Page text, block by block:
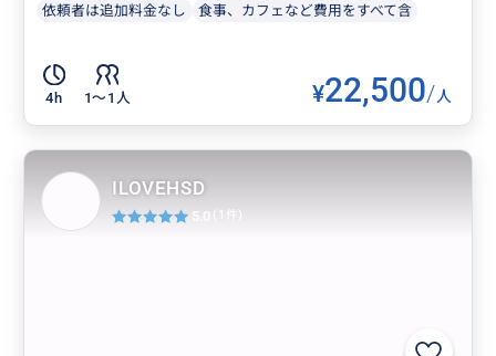
依頼者は追加料金なし
食事、カフェなど費用をすべて含
4h 1〜1人 ¥22,500/人
ILOVEHSD
5.0 (1件)